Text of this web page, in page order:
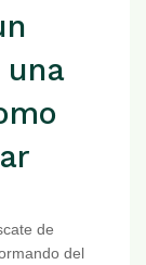
de
del